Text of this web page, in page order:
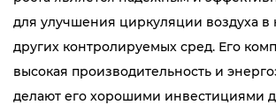
для улучшения циркуляции воздуха в
других контролируемых сред. Его
высокая производительность и
делают его хорошими инвестициями